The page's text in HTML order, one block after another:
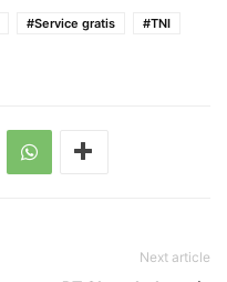
#Service gratis
#TNI
Next article